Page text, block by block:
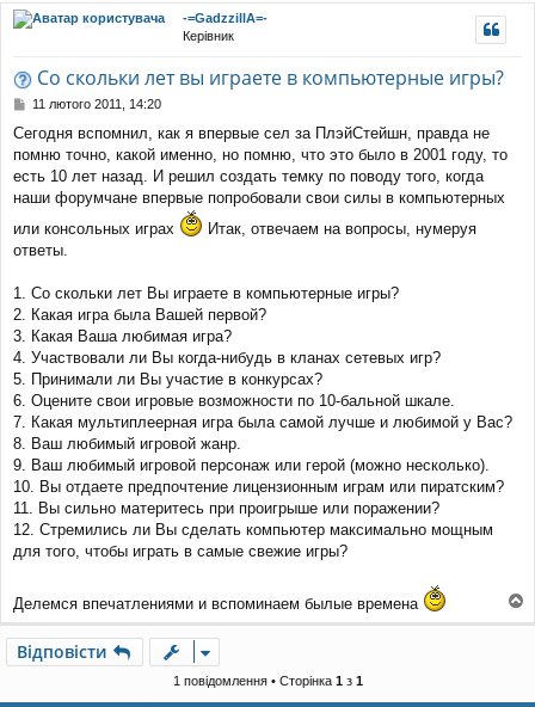
уп
-=GadzzillA=-
Керівник
Со скольки лет вы играете в компьютерные игры?
П
в
і
д
о
л
е
я
11 лютого 2011, 14:20
Сегодня вспомнил, как я впервые сел за ПлэйСтейшн, правда не
помню точно, какой именно, но помню, что это было в 2001 году, то
есть 10 лет назад. И решил создать темку по поводу того, когда
наши форумчане впервые попробовали свои силы в компьютерных
или консольных играх
Итак, отвечаем на вопросы, нумеруя
ответы.
1. Со скольки лет Вы играете в компьютерные игры?
2. Какая игра была Вашей первой?
3. Какая Ваша любимая игра?
4. Участвовали ли Вы когда-нибудь в кланах сетевых игр?
5. Принимали ли Вы участие в конкурсах?
6. Оцените свои игровые возможности по 10-бальной шкале.
7. Какая мультиплеерная игра была самой лучше и любимой у Вас?
8. Ваш любимый игровой жанр.
9. Ваш любимый игровой персонаж или герой (можно несколько).
10. Вы отдаете предпочтение лицензионным играм или пиратским?
11. Вы сильно материтесь при проигрыше или поражении?
12. Стремились ли Вы сделать компьютер максимально мощным
для того, чтобы играть в самые свежие игры?
Делемся впечатлениями и вспоминаем былые времена
о
Відповісти
1 повідомлення • Сторінка 1з 1